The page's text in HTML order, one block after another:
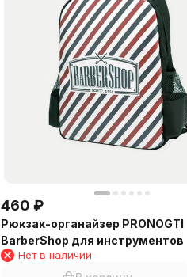
460 ₽
Рюкзак-органайзер PRONOGTI
BarberShop для инструментов
Нет в наличии